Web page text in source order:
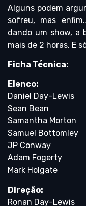
Alguns podem
sofreu, mas
dando um show, a
mais de 2 horas. E
Ficha Técnica:
Elenco:
Daniel Day-Lewis
Sean Bean
Samantha Morton
Samuel Bottomley
JP Conway
Adam Fogerty
Mark Holgate
Direção:
Ronan Day-Lewis